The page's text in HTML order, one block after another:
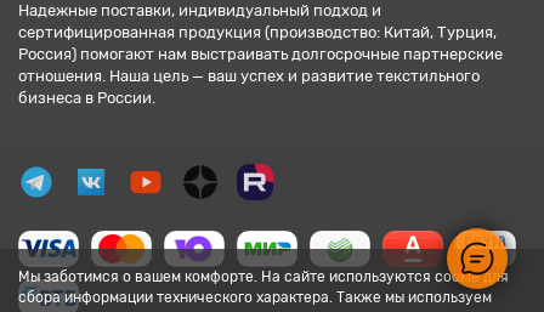
Мы заботимся о вашем комфорте. На сайте используются cookie для
сбора информации технического характера. Также мы используем
Надежные поставки, индивидуальный подход и
сертифицированная продукция (производство: Китай, Турция,
Россия) помогают нам выстраивать долгосрочные партнерские
отношения. Наша цель — ваш успех и развитие текстильного
бизнеса в России.